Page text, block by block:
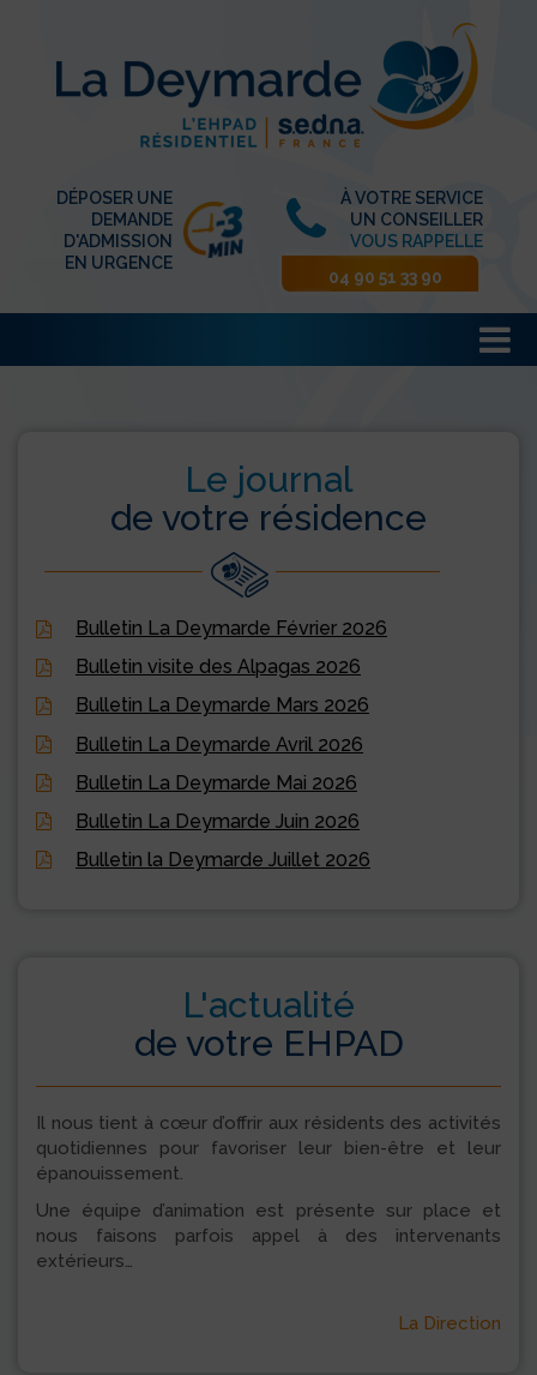
DÉPOSER UNE
DEMANDE
D'ADMISSION
EN URGENCE
À VOTRE SERVICE
UN CONSEILLER
VOUS RAPPELLE
04 90 51 33 90
Le journal
de votre résidence
Bulletin La Deymarde Février 2026
Bulletin visite des Alpagas 2026
Bulletin La Deymarde Mars 2026
Bulletin La Deymarde Avril 2026
Bulletin La Deymarde Mai 2026
Bulletin La Deymarde Juin 2026
Bulletin la Deymarde Juillet 2026
L'actualité
de votre EHPAD
Il nous tient à cœur d’offrir aux résidents des activités
quotidiennes pour favoriser leur bien-être et leur
épanouissement.
Une équipe d’animation est présente sur place et
nous faisons parfois appel à des intervenants
extérieurs…
La Direction